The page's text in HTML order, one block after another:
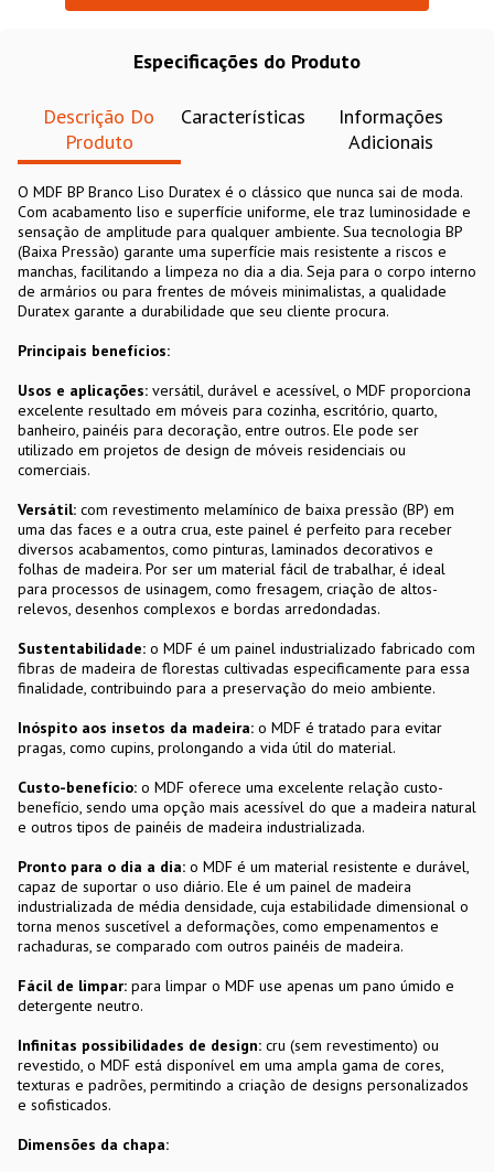
Especificações do Produto
Descrição Do
Produto
Características
Informações
Adicionais
O MDF BP Branco Liso Duratex é o clássico que nunca sai de moda.
Com acabamento liso e superfície uniforme, ele traz luminosidade e
sensação de amplitude para qualquer ambiente. Sua tecnologia BP
(Baixa Pressão) garante uma superfície mais resistente a riscos e
manchas, facilitando a limpeza no dia a dia. Seja para o corpo interno
de armários ou para frentes de móveis minimalistas, a qualidade
Duratex garante a durabilidade que seu cliente procura.
Principais benefícios:
Usos e aplicações: versátil, durável e acessível, o MDF proporciona
excelente resultado em móveis para cozinha, escritório, quarto,
banheiro, painéis para decoração, entre outros. Ele pode ser
utilizado em projetos de design de móveis residenciais ou
comerciais.
Versátil: com revestimento melamínico de baixa pressão (BP) em
uma das faces e a outra crua, este painel é perfeito para receber
diversos acabamentos, como pinturas, laminados decorativos e
folhas de madeira. Por ser um material fácil de trabalhar, é ideal
para processos de usinagem, como fresagem, criação de altos-
relevos, desenhos complexos e bordas arredondadas.
Sustentabilidade: o MDF é um painel industrializado fabricado com
fibras de madeira de florestas cultivadas especificamente para essa
finalidade, contribuindo para a preservação do meio ambiente.
Inóspito aos insetos da madeira: o MDF é tratado para evitar
pragas, como cupins, prolongando a vida útil do material.
Custo-benefício: o MDF oferece uma excelente relação custo-
benefício, sendo uma opção mais acessível do que a madeira natural
e outros tipos de painéis de madeira industrializada.
Pronto para o dia a dia: o MDF é um material resistente e durável,
capaz de suportar o uso diário. Ele é um painel de madeira
industrializada de média densidade, cuja estabilidade dimensional o
torna menos suscetível a deformações, como empenamentos e
rachaduras, se comparado com outros painéis de madeira.
Fácil de limpar: para limpar o MDF use apenas um pano úmido e
detergente neutro.
Infinitas possibilidades de design: cru (sem revestimento) ou
revestido, o MDF está disponível em uma ampla gama de cores,
texturas e padrões, permitindo a criação de designs personalizados
e sofisticados.
Dimensões da chapa: